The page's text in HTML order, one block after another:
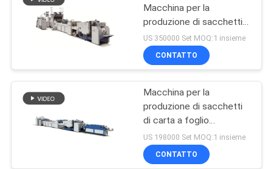
Macchina
obbligatoria del libro
Macchina per la
produzione di sacchetti
di carta a fondo quadrato
completamente
automatica 70pcs/min
US 350000 Set MOQ:1 insieme
CONTATTO
Macchina per la
produzione di sacchetti
di carta a foglio
completamente
automatica PRY1200CS-
430
US 198000 Set MOQ:1 insieme
CONTATTO